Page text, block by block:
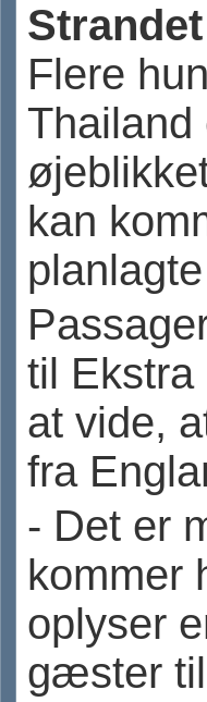
Flere
Thailand
kan
til Ekstra
at vide,
fra
- Det er
kommer
oplyser
gæster